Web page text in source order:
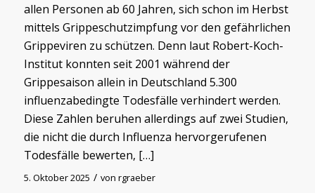
allen Personen ab 60 Jahren, sich schon im Herbst
mittels Grippeschutzimpfung vor den gefährlichen
Grippeviren zu schützen. Denn laut Robert-Koch-
Institut konnten seit 2001 während der
Grippesaison allein in Deutschland 5.300
influenzabedingte Todesfälle verhindert werden.
Diese Zahlen beruhen allerdings auf zwei Studien,
die nicht die durch Influenza hervorgerufenen
Todesfälle bewerten, […]
5. Oktober 2025 / von rgraeber